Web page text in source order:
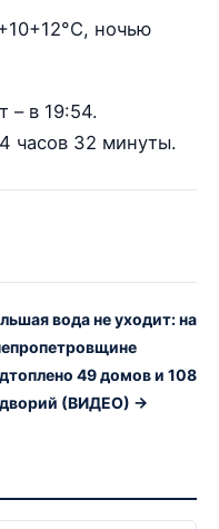
ночью
– в 19:54.
часов 32 минуты.
вода не уходит: на
49 домов и 108
(ВИДЕО) →